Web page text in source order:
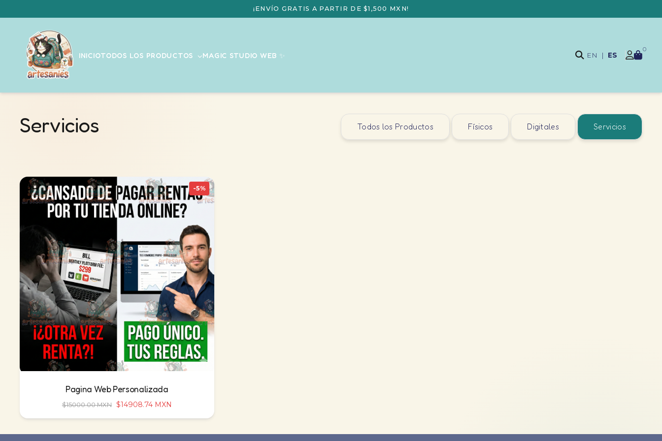
¡ENVÍO GRATIS A PARTIR DE $1,500 MXN!
INICIOTODOS LOS PRODUCTOS MAGIC STUDIO WEB ✨ EN | ES
0
Servicios Todos los Productos Físicos Digitales Servicios
-5%
Pagina Web Personalizada
$15000.00 MXN $14908.74 MXN